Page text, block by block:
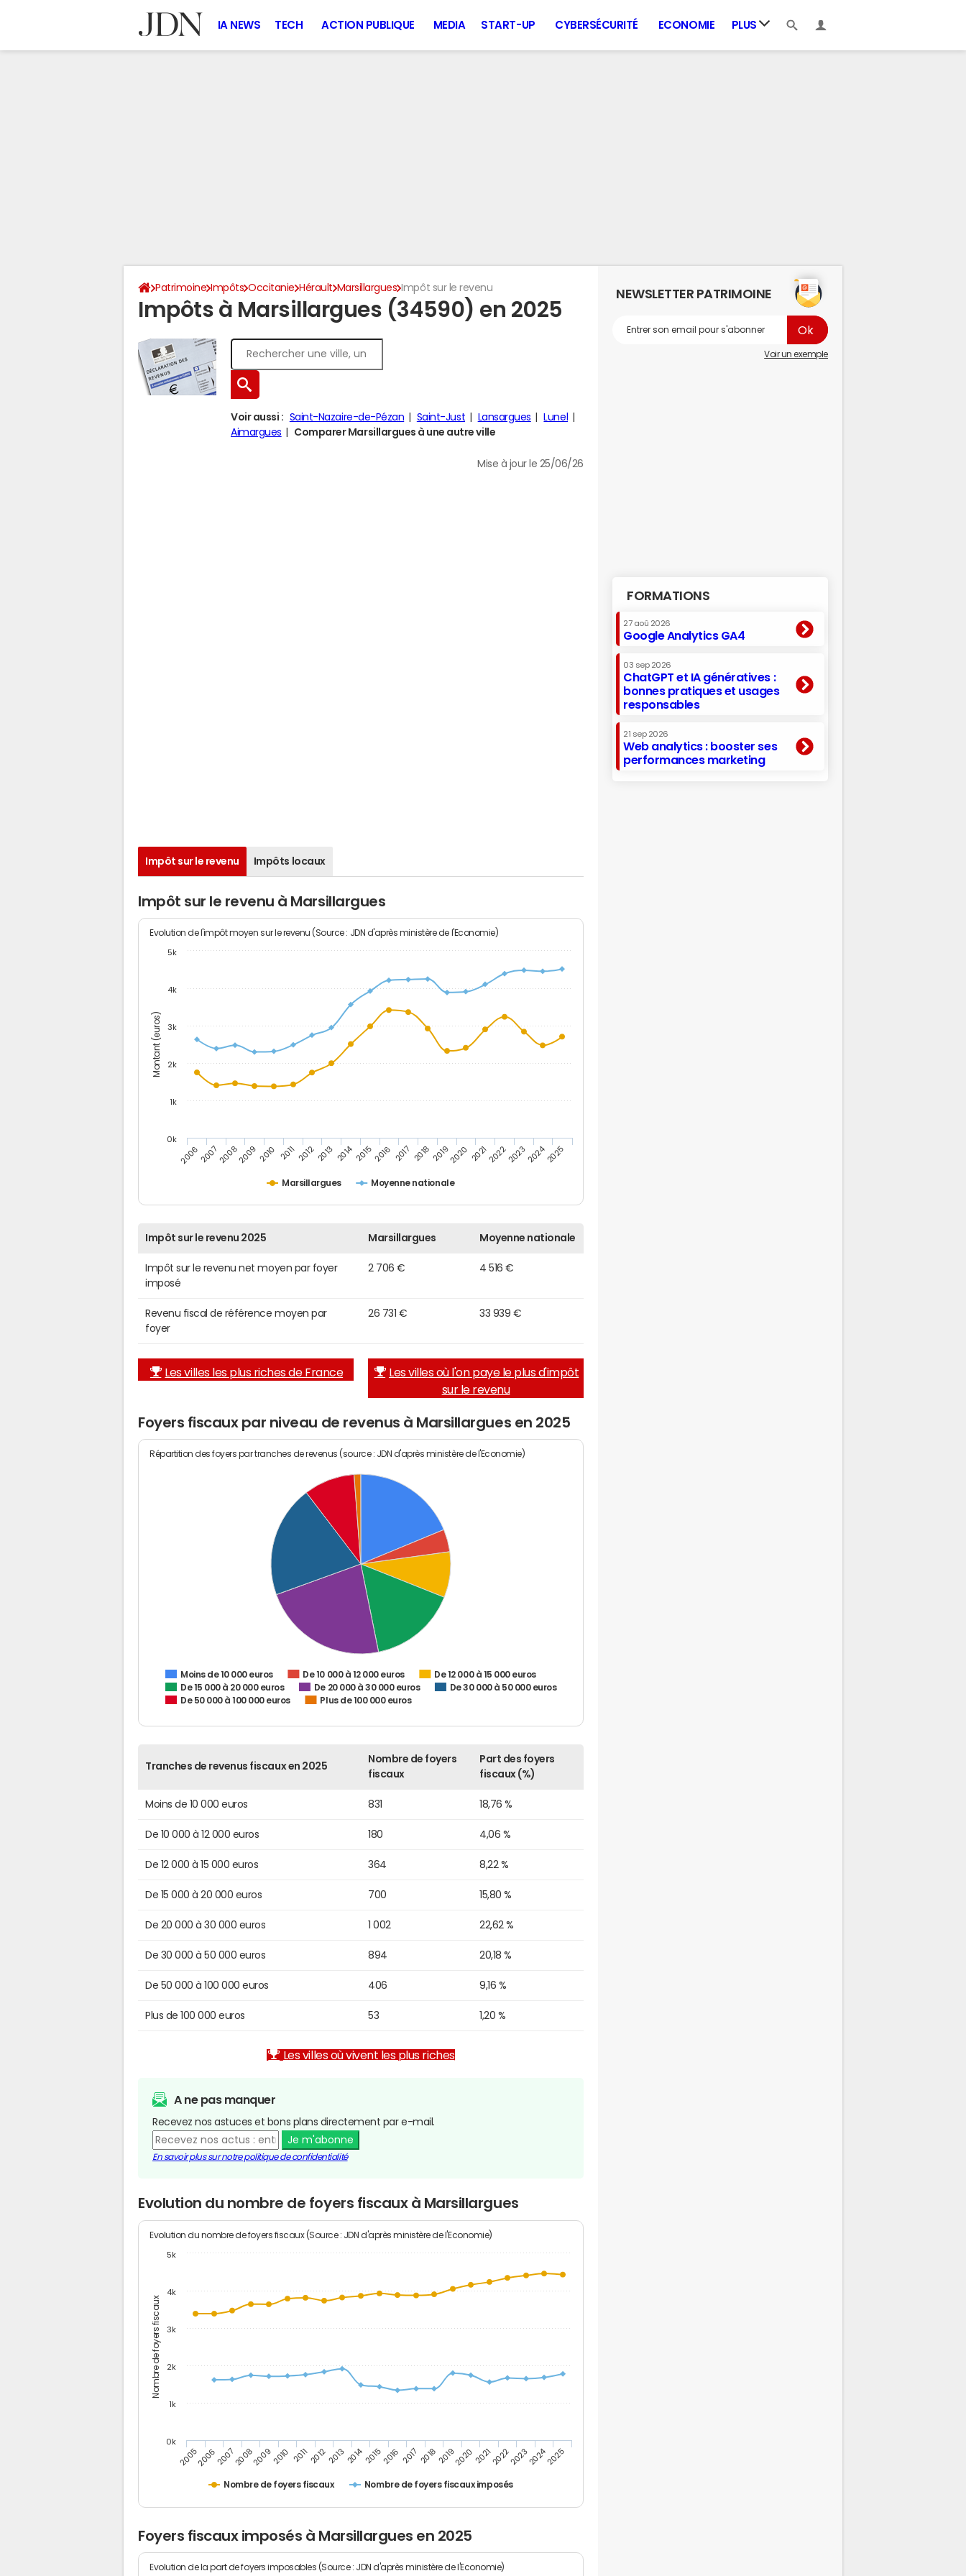
IA NEWS TECH ACTION PUBLIQUE MEDIA START-UP CYBERSÉCURITÉ ECONOMIE PLUS
Patrimoine Impôts Occitanie Hérault Marsillargues Impôt sur le revenu
Impôts à Marsillargues (34590) en 2025
Voir aussi : Saint-Nazaire-de-Pézan Saint-Just Lansargues
Lunel
Aimargues
Comparer Marsillargues à une autre ville
Mise à jour le 25/06/26
Impôt sur le revenu Impôts locaux
Impôt sur le revenu à Marsillargues
Montant (euros)
Evolution de l'impôt moyen sur le revenu (Source : JDN d'après ministère de l'Economie)
Marsillargues Moyenne nationale
20062007200820092010 2011 20122013 201420152016 2017 201820192020 20212022202320242025
0k
1k
2k
3k
4k
5k
Impôt sur le revenu 2025 Marsillargues Moyenne nationale
Impôt sur le revenu net moyen par foyer
imposé
2 706 € 4 516 €
Revenu fiscal de référence moyen par
foyer
26 731 € 33 939 €
Les villes les plus riches de France
Les villes où l'on paye le plus d'impôt
sur le revenu
Foyers fiscaux par niveau de revenus à Marsillargues en 2025
Répartition des foyers par tranches de revenus (source : JDN d'après ministère de l'Economie)
Moins de 10 000 euros De 10 000 à 12 000 euros
De 12 000 à 15 000 euros
De 15 000 à 20 000 euros
De 20 000 à 30 000 euros
De 30 000 à 50 000 euros
De 50 000 à 100 000 euros
Plus de 100 000 euros
Tranches de revenus fiscaux en 2025
Nombre de foyers
fiscaux
Part des foyers
fiscaux (%)
Moins de 10 000 euros 831 18,76 %
De 10 000 à 12 000 euros 180 4,06 %
De 12 000 à 15 000 euros 364 8,22 %
De 15 000 à 20 000 euros 700 15,80 %
De 20 000 à 30 000 euros 1 002 22,62 %
De 30 000 à 50 000 euros 894 20,18 %
De 50 000 à 100 000 euros 406 9,16 %
Plus de 100 000 euros 53 1,20 %
Les villes où vivent les plus riches
A ne pas manquer
Recevez nos astuces et bons plans directement par e-mail.
Je m'abonne
En savoir plus sur notre politique de confidentialité
Evolution du nombre de foyers fiscaux à Marsillargues
Nombre de foyers fiscaux
Evolution du nombre de foyers fiscaux (Source : JDN d'après ministère de l'Economie)
Nombre de foyers fiscaux Nombre de foyers fiscaux imposés
200520062007200820092010 201120122013201420152016 2017 20182019202020212022202320242025
0k
1k
2k
3k
4k
5k
Foyers fiscaux imposés à Marsillargues en 2025
Evolution de la part de foyers imposables (Source : JDN d'après ministère de l'Economie)
NEWSLETTER PATRIMOINE
Voir un exemple
FORMATIONS
27 aoû 2026
Google Analytics GA4
03 sep 2026
ChatGPT et IA génératives :
bonnes pratiques et usages
responsables
21 sep 2026
Web analytics : booster ses
performances marketing